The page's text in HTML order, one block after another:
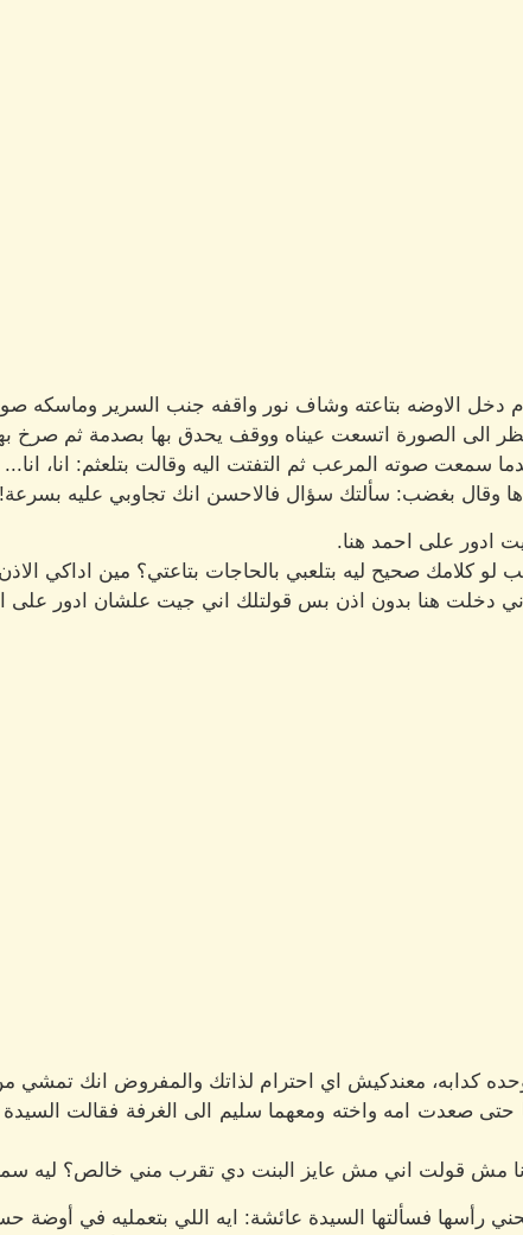
دخل الاوضه بتاعته وشاف نور واقفه جنب السرير وماسكه
الى الصورة اتسعت عيناه ووقف يحدق بها بصدمة ثم صرخ بها
سمعت صوته المرعب ثم التفتت اليه وقالت بتلعثم: انا، انا...
وقال بغضب: سألتك سؤال فالاحسن انك تجاوبي عليه بسرعة!
ادور على احمد هنا.
لو كلامك صحيح ليه بتلعبي بالحاجات بتاعتي؟ مين اداكي
لاني دخلت هنا بدون اذن بس قولتلك اني جيت علشان ادور على
كدابه، معندكيش اي احترام لذاتك والمفروض انك تمشي
حتى صعدت امه واخته ومعهما سليم الى الغرفة فقالت
مش قولت اني مش عايز البنت دي تقرب مني خالص؟ ليه
رأسها فسألتها السيدة عائشة: ايه اللي بتعمليه في أوضة